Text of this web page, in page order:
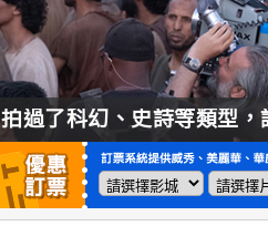
拍過了科幻、史詩等類型，